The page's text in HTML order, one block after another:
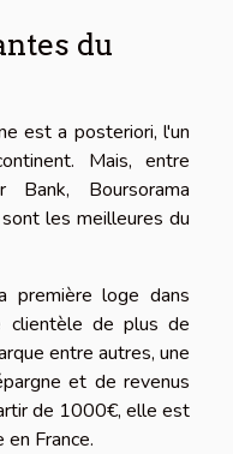
du
est a posteriori, l'un
Mais, entre
Bank, Boursorama
les meilleures du
première loge dans
clientèle de plus de
entre autres, une
et de revenus
de 1000€, elle est
France.